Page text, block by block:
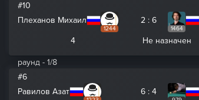
#10
Плеханов Михаил
1244
2 : 6
1464
4 Не назначен
раунд - 1/8
#6
Равилов Азат
6 : 4